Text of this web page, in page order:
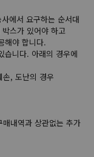
에서 요구하는 순서대
스가 있어야 하고
해야 합니다.
습니다. 아래의 경우에
, 도난의 경우
내역과 상관없는 추가